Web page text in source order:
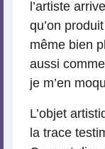
l’artiste
qu’on
même bien
aussi
je m’en
L’objet
la trace